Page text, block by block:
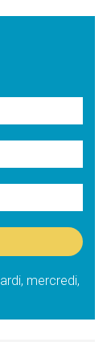
mercredi,